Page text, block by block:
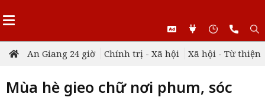
An Giang 24 giờ Chính trị - Xã hội Xã hội - Từ thiện
Mùa hè gieo chữ nơi phum, sóc